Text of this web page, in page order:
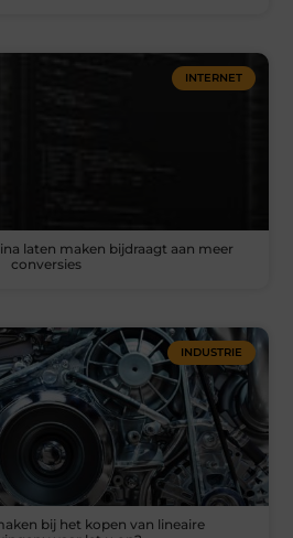
INTERNET
laten maken bijdraagt aan meer
conversies
INDUSTRIE
bij het kopen van lineaire